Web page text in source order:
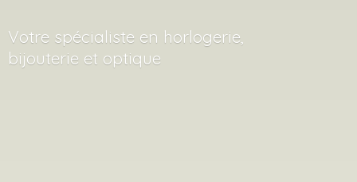
Votre spécialiste en horlogerie,
bijouterie et optique